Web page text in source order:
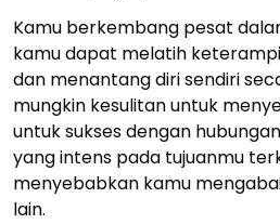
Kamu berkembang pesat
kamu dapat melatih
dan menantang diri sendiri
mungkin kesulitan untuk
untuk sukses dengan
yang intens pada tujuanmu
menyebabkan kamu
lain.